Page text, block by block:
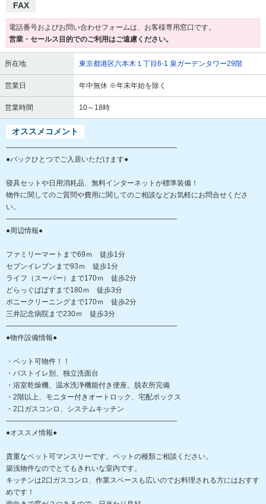
FAX
電話番号およびお問い合わせフォームは、お客様専用窓口です。
営業・セールス目的でのご利用はご遠慮ください。
所在地 東京都港区六本木１丁目6-1 泉ガーデンタワー29階
営業日 年中無休 ※年末年始を除く
営業時間 10～18時
オススメコメント
――――――――――――――――――――――――
●バックひとつでご入居いただけます●
寝具セットや日用消耗品、無料インターネットが標準装備！
物件に関してのご質問や費用に関してのご相談などお気軽にお問合せくださ
い。
――――――――――――――――――――――――
●周辺情報●
ファミリーマートまで69ｍ 徒歩1分
セブンイレブンまで93ｍ 徒歩1分
ライフ（スーパー）まで170ｍ 徒歩2分
どらっぐぱぱすまで180ｍ 徒歩3分
ポニークリーニングまで170ｍ 徒歩2分
三井記念病院まで230ｍ 徒歩3分
――――――――――――――――――――――――
●物件設備情報●
・ペット可物件！！
・バストイレ別、独立洗面台
・浴室乾燥機、温水洗浄機能付き便座、脱衣所完備
・2階以上、モニター付きオートロック、宅配ボックス
・2口ガスコンロ、システムキッチン
――――――――――――――――――――――――
●オススメ情報●
貴重なペット可マンスリーです。ペットの種類ご相談ください。
築浅物件なのでとてもきれいな室内です。
キッチンは2口ガスコンロ、作業スペースも広いのでお料理される方にはおすす
めです！